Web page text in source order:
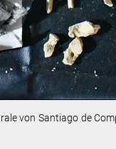
von Santiago de